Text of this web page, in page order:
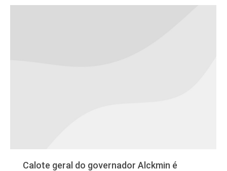
Calote geral do governador Alckmin é